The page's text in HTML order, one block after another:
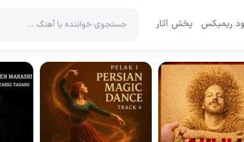
ریمیکس پخش آثار